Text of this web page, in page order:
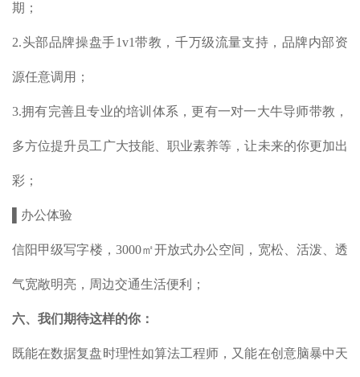
期；
2.头部品牌操盘手1v1带教，千万级流量支持，品牌内部资
源任意调用；
3.拥有完善且专业的培训体系，更有一对一大牛导师带教，
多方位提升员工广大技能、职业素养等，让未来的你更加出
彩；
▌办公体验
信阳甲级写字楼，3000㎡开放式办公空间，宽松、活泼、透
气宽敞明亮，周边交通生活便利；
六、我们期待这样的你：
既能在数据复盘时理性如算法工程师，又能在创意脑暴中天